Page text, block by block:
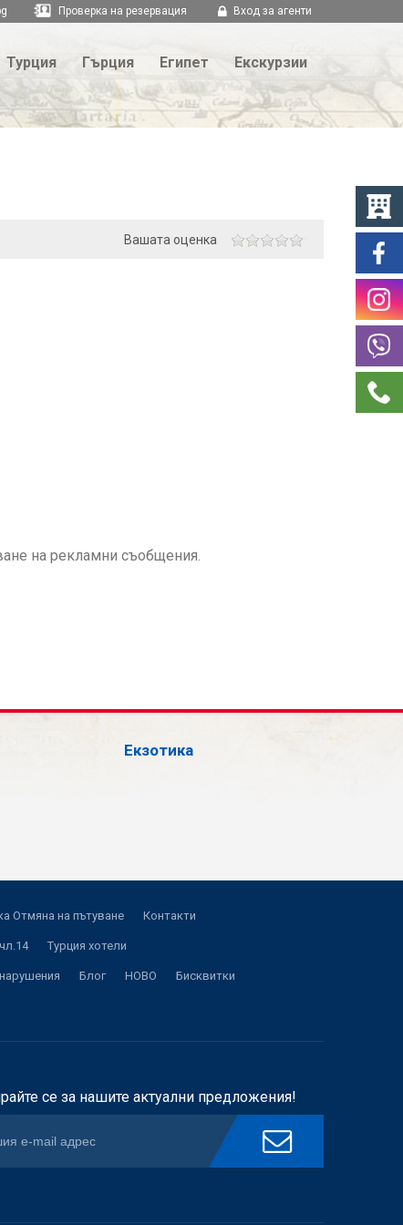
Проверка на резервация Вход за агенти
Турция Гърция Египет Екскурзии
Вашата оценка
на рекламни съобщения.
Екзотика
Отмяна на пътуване Контакти
Турция хотели
Блог НОВО Бисквитки
се за нашите актуални предложения!